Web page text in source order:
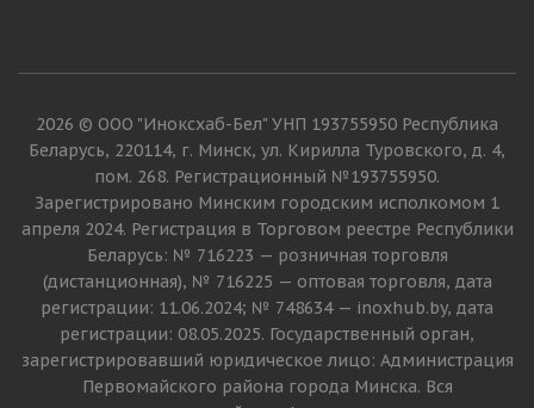
2026 © ООО "Иноксхаб-Бел" УНП 193755950 Республика
Беларусь, 220114, г. Минск, ул. Кирилла Туровского, д. 4,
пом. 268. Регистрационный №193755950.
Зарегистрировано Минским городским исполкомом 1
апреля 2024. Регистрация в Торговом реестре Республики
Беларусь: № 716223 — розничная торговля
(дистанционная), № 716225 — оптовая торговля, дата
регистрации: 11.06.2024; № 748634 — inoxhub.by, дата
регистрации: 08.05.2025. Государственный орган,
зарегистрировавший юридическое лицо: Администрация
Первомайского района города Минска. Вся